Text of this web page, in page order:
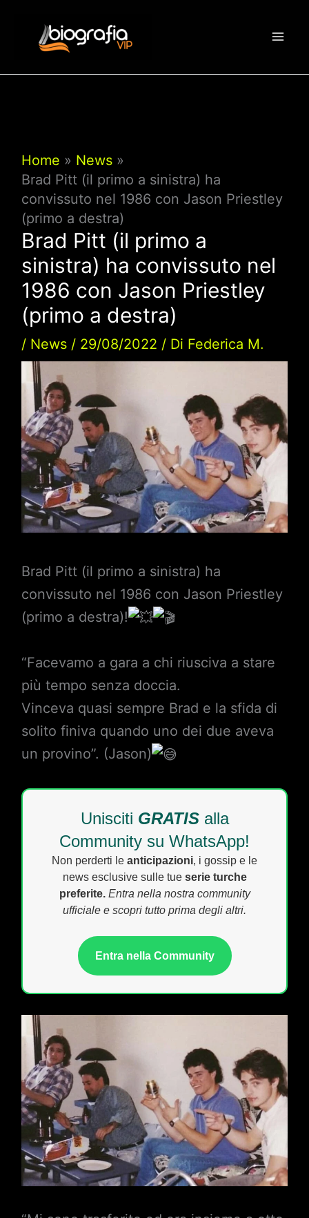
contenuto
Home
News
Brad Pitt (il primo a sinistra) ha
convissuto nel 1986 con Jason Priestley
(primo a destra)
Brad Pitt (il primo a
sinistra) ha convissuto nel
1986 con Jason Priestley
(primo a destra)
/ News/ 29/08/2022 / Di Federica M.
Brad Pitt (il primo a sinistra) ha
convissuto nel 1986 con Jason Priestley
(primo a destra)!
“Facevamo a gara a chi riusciva a stare
più tempo senza doccia.
Vinceva quasi sempre Brad e la sfida di
solito finiva quando uno dei due aveva
un provino”. (Jason)
Unisciti GRATISalla
Community su WhatsApp!
Non perderti le anticipazioni, i gossip e le
news esclusive sulle tue serie turche
preferite. Entra nella nostra community
ufficiale e scopri tutto prima degli altri.
Entra nella Community